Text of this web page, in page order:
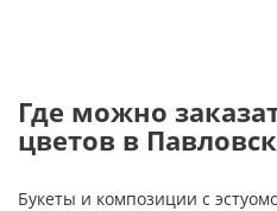
Где можно
цветов в
Букеты и композиции с